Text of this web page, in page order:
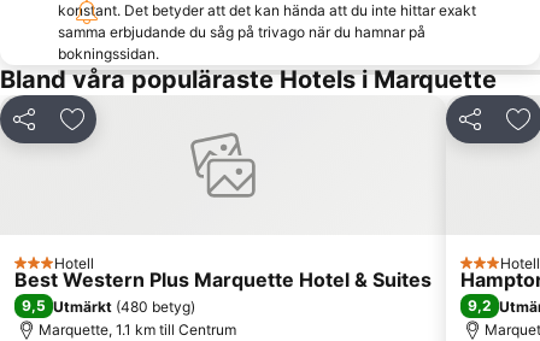
konstant. Det betyder att det kan hända att du inte hittar exakt
samma erbjudande du såg på trivago när du hamnar på
bokningssidan.
Bland våra populäraste Hotels i Marquette
Dela Lägg till i Mina Favoriter
3 Stjärnor
Hotell
Best Western Plus Marquette Hotel & Suites
9,5 Utmärkt (480 betyg)
Marquette, 1.1 km till Centrum
Dela
3 Stjärnor
Hotell
9,2